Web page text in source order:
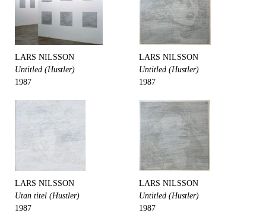
LARS NILSSON
Untitled (Hustler)
1987
LARS NILSSON
Untitled (Hustler)
1987
LARS NILSSON
Utan titel (Hustler)
1987
LARS NILSSON
Untitled (Hustler)
1987